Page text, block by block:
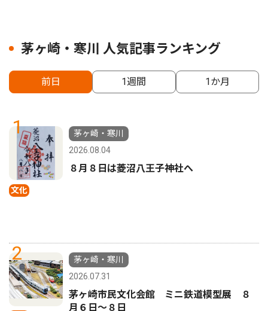
茅ヶ崎・寒川 人気記事ランキング
前日 1週間 1か月
1
文化
茅ヶ崎・寒川
2026.08.04
８月８日は菱沼八王子神社へ
2
茅ヶ崎・寒川
2026.07.31
茅ヶ崎市民文化会館 ミニ鉄道模型展 ８
月６日〜８日